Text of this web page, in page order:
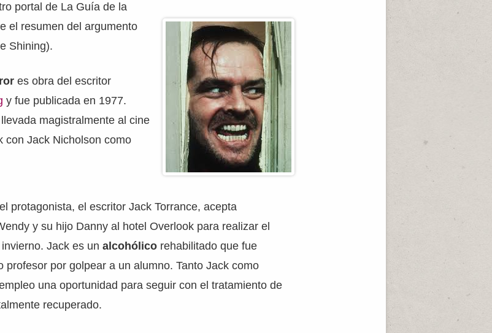
portal de La Guía de la
el resumen del argumento
Shining).
es obra del escritor
y fue publicada en 1977.
magistralmente al cine
con Jack Nicholson como
protagonista, el escritor Jack Torrance, acepta
y su hijo Danny al hotel Overlook para realizar el
Jack es unalcohólico rehabilitado que fue
profesor por golpear a un alumno. Tanto Jack como
una oportunidad para seguir con el tratamiento de
recuperado.